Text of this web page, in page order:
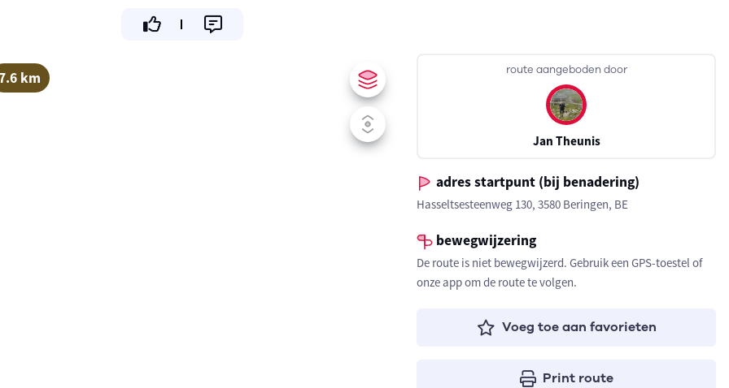
km route aangeboden door
Jan Theunis
adres startpunt (bij benadering)
Hasseltsesteenweg 130, 3580 Beringen, BE
bewegwijzering
De route is niet bewegwijzerd. Gebruik een GPS-toestel of
onze app om de route te volgen.
Voeg toe aan favorieten
Print route